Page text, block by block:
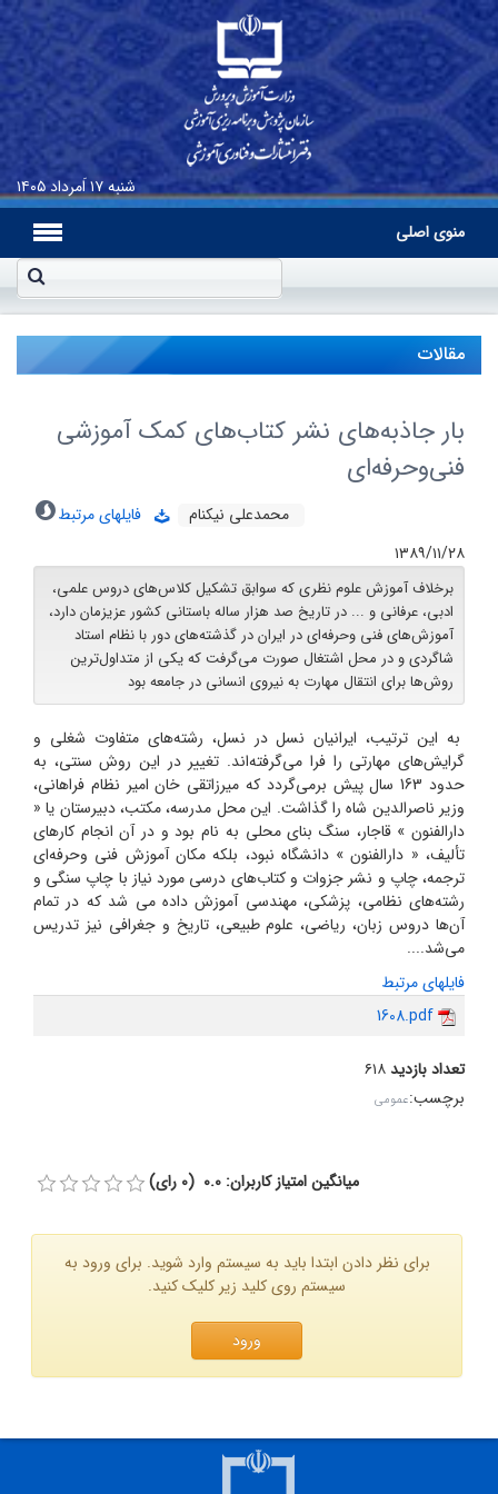
شنبه۱۷ اَمرداد ۱۴۰۵
منوی اصلی
مقالات
بار جاذبه‌های نشر کتاب‌های کمک آموزشی
فنی‌وحرفه‌ای
محمدعلی نیکنام
فایلهای مرتبط
۱۳۸۹/۱۱/۲۸
برخلاف آموزش علوم نظرى که سوابق تشکیل کلاس‌هاى دروس علمى،
ادبى، عرفانى و ... در تاریخ صد هزار ساله باستانى کشور عزیزمان دارد،
آموزش‌هاى فنى وحرفه‌اى در ایران در گذشته‌هاى دور با نظام استاد
شاگردى و در محل اشتغال صورت مى‌گرفت که یکى از متداول‌ترین
روش‌ها براى انتقال مهارت به نیروى انسانى در جامعه بود
به این ترتیب، ایرانیان نسل در نسل، رشته‌هاى متفاوت شغلى و
گرایش‌هاى مهارتى را فرا مى‌گرفته‌اند. تغییر در این روش سنتى، به
حدود 163 سال پیش برمى‌گردد که میرزاتقى خان امیر نظام فراهانى،
وزیر ناصرالدین شاه را گذاشت. این محل مدرسه، مکتب، دبیرستان یا «
دارالفنون » قاجار، سنگ بناى محلى به نام بود و در آن انجام کارهاى
تألیف، « دارالفنون » دانشگاه نبود، بلکه مکان آموزش فنى وحرفه‌اى
ترجمه، چاپ و نشر جزوات و کتاب‌هاى درسى مورد نیاز با چاپ سنگى و
رشته‌هاى نظامى، پزشکى، مهندسى آموزش داده مى شد که در تمام
آن‌ها دروس زبان، ریاضى، علوم طبیعى، تاریخ و جغرافى نیز تدریس
مى‌شد....
فایلهای مرتبط
1608.pdf
تعداد بازدید۶۱۸
برچسب:عمومی
میانگین امتیاز کاربران: 0.0 (0 رای)
برای نظر دادن ابتدا باید به سیستم وارد شوید. برای ورود به
سیستم روی کلید زیر کلیک کنید.
ورود